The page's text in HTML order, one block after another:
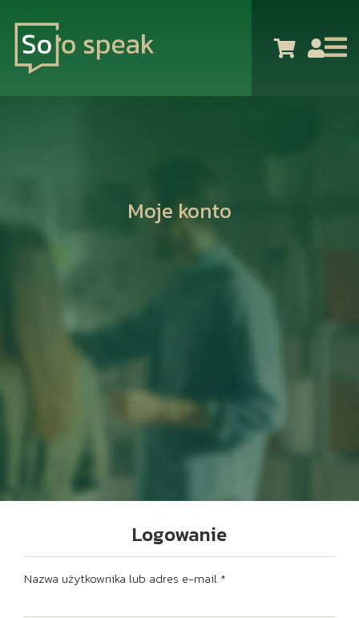
Moje konto
Logowanie
Nazwa użytkownika lub adres e-mail *